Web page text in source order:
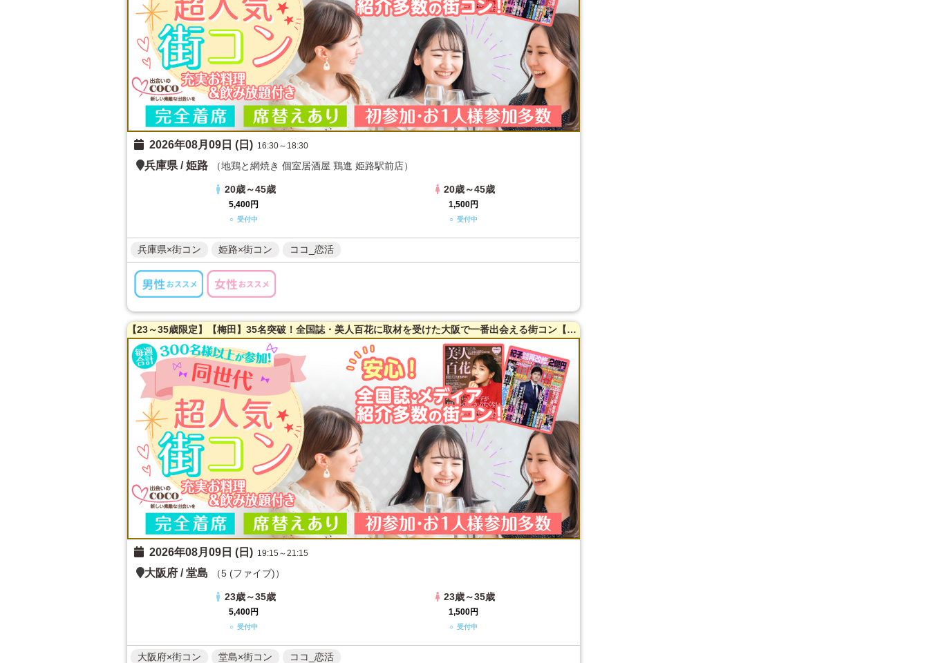
2026年08月09日 (日) 16:30～18:30
兵庫県 /姫路 （地鶏と網焼き 個室居酒屋 鶏進 姫路駅前店）
20歳～45歳
5,400円
○ 受付中
20歳～45歳
1,500円
○ 受付中
兵庫県×街コン 姫路×街コン ココ_恋活
【23～35歳限定】【梅田】35名突破！全国誌・美人百花に取材を受けた大阪で一番出会える街コン【洗練された大人の空間】貸切☆【当たる！有名な女性占い師によるオラクルカード占いあり♪】同世代で楽しむ♪【充実お料理＆飲み放題付】LINE交換自由＆席がえあり！
2026年08月09日 (日) 19:15～21:15
大阪府 /堂島 （5 (ファイブ)）
23歳～35歳
5,400円
○ 受付中
23歳～35歳
1,500円
○ 受付中
大阪府×街コン 堂島×街コン ココ_恋活